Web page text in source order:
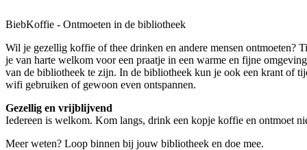
BiebKoffie - Ontmoeten in de bibliotheek
Wil je gezellig koffie of thee drinken en andere mensen ontmoeten?
je van harte welkom voor een praatje in een warme en fijne
van de bibliotheek te zijn. In de bibliotheek kun je ook een krant of
wifi gebruiken of gewoon even ontspannen.
Gezellig en vrijblijvend
Iedereen is welkom. Kom langs, drink een kopje koffie en ontmoet
Meer weten? Loop binnen bij jouw bibliotheek en doe mee.